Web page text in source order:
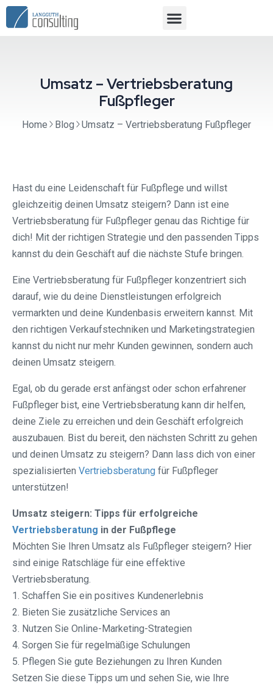
Umsatz – Vertriebsberatung
Fußpfleger
Home Blog Umsatz – Vertriebsberatung Fußpfleger
Hast du eine Leidenschaft für Fußpflege und willst
gleichzeitig deinen Umsatz steigern? Dann ist eine
Vertriebsberatung für Fußpfleger genau das Richtige für
dich! Mit der richtigen Strategie und den passenden Tipps
kannst du dein Geschäft auf die nächste Stufe bringen.
Eine Vertriebsberatung für Fußpfleger konzentriert sich
darauf, wie du deine Dienstleistungen erfolgreich
vermarkten und deine Kundenbasis erweitern kannst. Mit
den richtigen Verkaufstechniken und Marketingstrategien
kannst du nicht nur mehr Kunden gewinnen, sondern auch
deinen Umsatz steigern.
Egal, ob du gerade erst anfängst oder schon erfahrener
Fußpfleger bist, eine Vertriebsberatung kann dir helfen,
deine Ziele zu erreichen und dein Geschäft erfolgreich
auszubauen. Bist du bereit, den nächsten Schritt zu gehen
und deinen Umsatz zu steigern? Dann lass dich von einer
spezialisierten Vertriebsberatung für Fußpfleger
unterstützen!
Umsatz steigern: Tipps für erfolgreiche
Vertriebsberatung in der Fußpflege
Möchten Sie Ihren Umsatz als Fußpfleger steigern? Hier
sind einige Ratschläge für eine effektive
Vertriebsberatung.
1. Schaffen Sie ein positives Kundenerlebnis
2. Bieten Sie zusätzliche Services an
3. Nutzen Sie Online-Marketing-Strategien
4. Sorgen Sie für regelmäßige Schulungen
5. Pflegen Sie gute Beziehungen zu Ihren Kunden
Setzen Sie diese Tipps um und sehen Sie, wie Ihre